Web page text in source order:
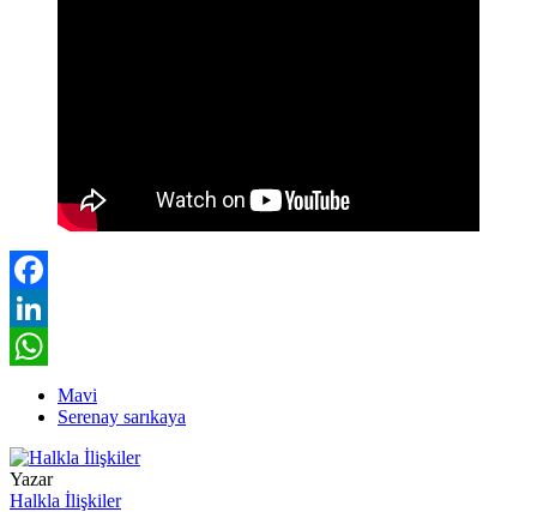
Facebook
LinkedIn
WhatsApp
Mavi
Serenay sarıkaya
Yazar
Halkla İlişkiler